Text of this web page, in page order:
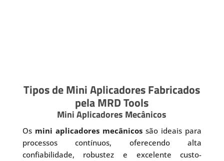
Tipos de Mini Aplicadores Fabricados
pela MRD Tools
Mini Aplicadores Mecânicos
Os mini aplicadores mecânicos são ideais para
processos contínuos, oferecendo alta
confiabilidade, robustez e excelente custo-